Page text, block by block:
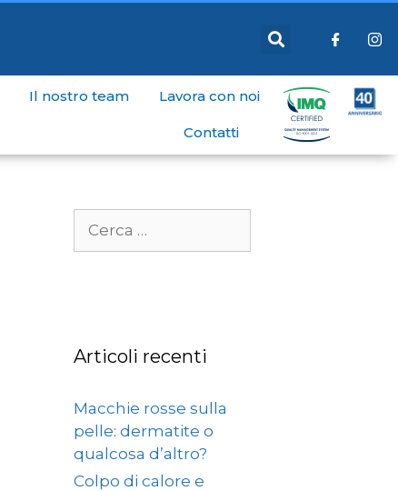
Il nostro team Lavora con noi
Contatti
Articoli recenti
Macchie rosse sulla
pelle: dermatite o
qualcosa d’altro?
Colpo di calore e